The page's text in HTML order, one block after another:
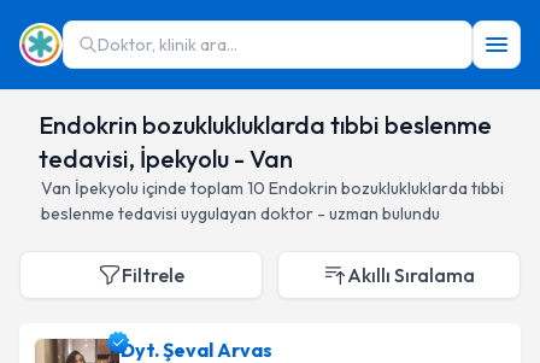
Doktor, klinik ara...
Endokrin bozuklukluklarda tıbbi beslenme
tedavisi, İpekyolu - Van
Van İpekyolu içinde toplam 10 Endokrin bozuklukluklarda tıbbi
beslenme tedavisi uygulayan doktor - uzman bulundu
Filtrele Akıllı Sıralama
Dyt. Şeval Arvas